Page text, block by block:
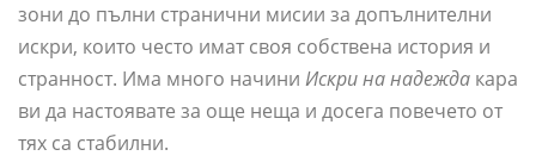
зони до пълни странични мисии за допълнителни
искри, които често имат своя собствена история и
странност. Има много начини Искри на надежда кара
ви да настоявате за още неща и досега повечето от
тях са стабилни.